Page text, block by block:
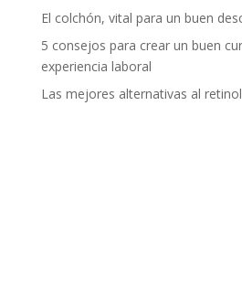
El colchón, vital para un buen
5 consejos para crear un buen
experiencia laboral
Las mejores alternativas al retinol